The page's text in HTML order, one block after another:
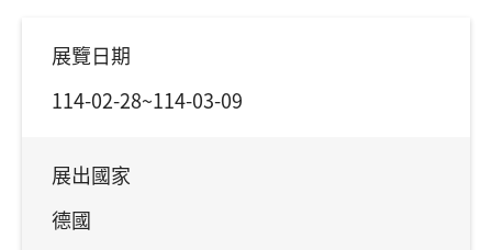
展覽日期
114-02-28~114-03-09
展出國家
德國